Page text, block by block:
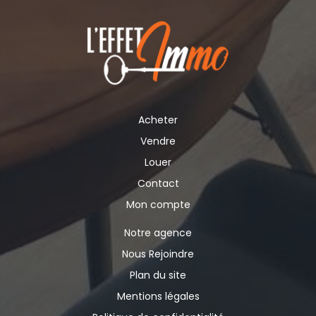
Acheter
Vendre
Louer
Contact
Mon compte
Notre agence
Nous Rejoindre
Plan du site
Mentions légales